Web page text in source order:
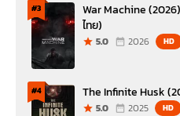
#3
War Machine
ไทย)
5.0 2026 HD
#4 The Infinite Husk
5.0 2025 HD